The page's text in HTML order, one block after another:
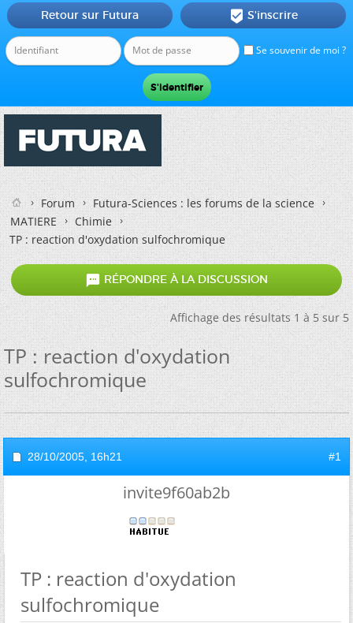
Se souvenir de moi ?
Retour sur Futura  S'inscrire
Forum
Futura-Sciences : les forums de la science
MATIERE
Chimie
TP : reaction d'oxydation sulfochromique
 RÉPONDRE À LA DISCUSSION
Affichage des résultats 1 à 5 sur 5
TP : reaction d'oxydation
sulfochromique
28/10/2005, 16h21 #1
invite9f60ab2b
TP : reaction d'oxydation
sulfochromique